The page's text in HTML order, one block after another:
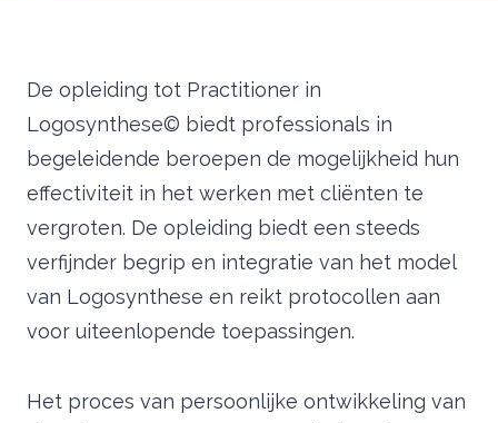
De opleiding tot Practitioner in
Logosynthese© biedt professionals in
begeleidende beroepen de mogelijkheid hun
effectiviteit in het werken met cliënten te
vergroten. De opleiding biedt een steeds
verfijnder begrip en integratie van het model
van Logosynthese en reikt protocollen aan
voor uiteenlopende toepassingen.
Het proces van persoonlijke ontwikkeling van